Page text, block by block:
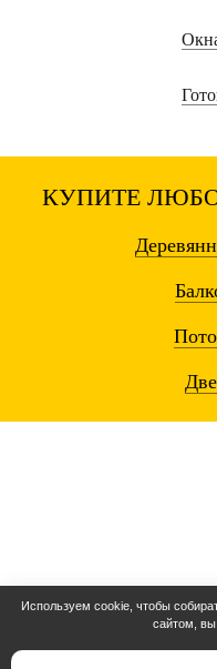
КУПИТЕ
Остались
8
Используем cookie, чтобы
сайтом, вы